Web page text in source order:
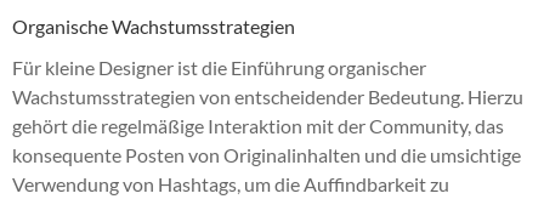
Organische Wachstumsstrategien
Für kleine Designer ist die Einführung organischer
Wachstumsstrategien von entscheidender Bedeutung. Hierzu
gehört die regelmäßige Interaktion mit der Community, das
konsequente Posten von Originalinhalten und die umsichtige
Verwendung von Hashtags, um die Auffindbarkeit zu